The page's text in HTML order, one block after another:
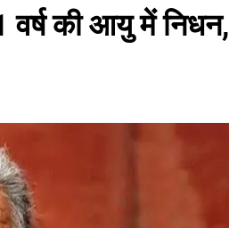
वर्ष की आयु में निधन,